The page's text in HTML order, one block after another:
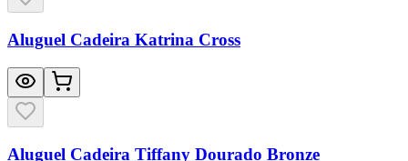
Aluguel Cadeira Katrina Cross
Aluguel Cadeira Tiffany Dourado Bronze